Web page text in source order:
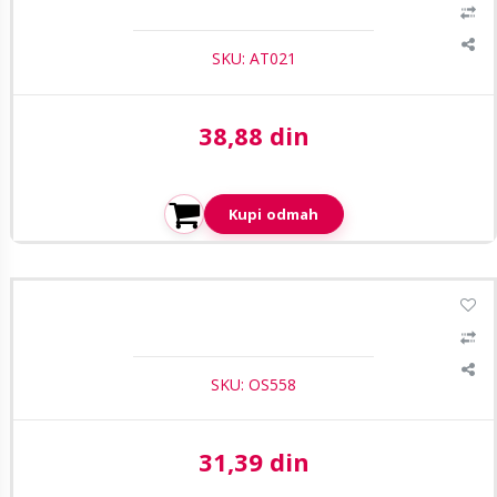
SKU: AT021
Aktuelna cena:
38,88 din
Kupi odmah
SKU: OS558
Aktuelna cena:
31,39 din